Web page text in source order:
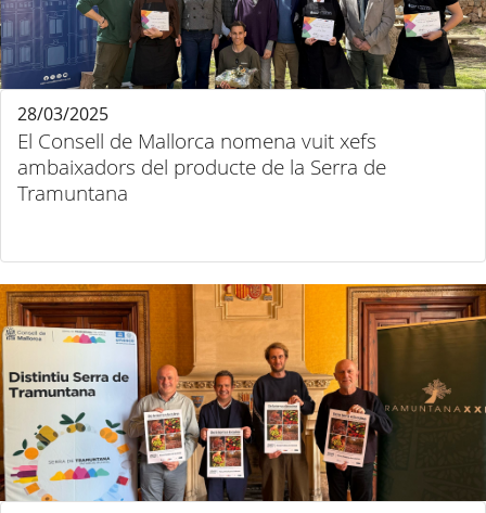
El Consell de Mallorca nomena vuit xefs
ambaixadors del producte de la Serra de
Tramuntana
28/03/2025